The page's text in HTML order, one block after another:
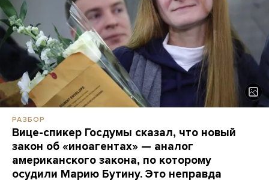
РАЗБОР
Вице-спикер Госдумы сказал, что новый
закон об «иноагентах» — аналог
американского закона, по которому
осудили Марию Бутину. Это неправда